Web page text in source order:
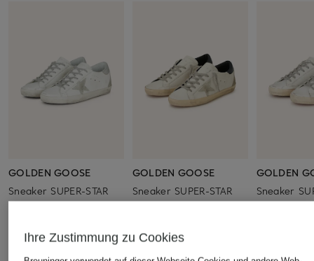
GOLDEN GOOSE
Sneaker SUPER-STAR
GOLDEN GOOSE
Sneaker SUPER-STAR
GOLDEN
Sneaker
Ihre Zustimmung zu Cookies